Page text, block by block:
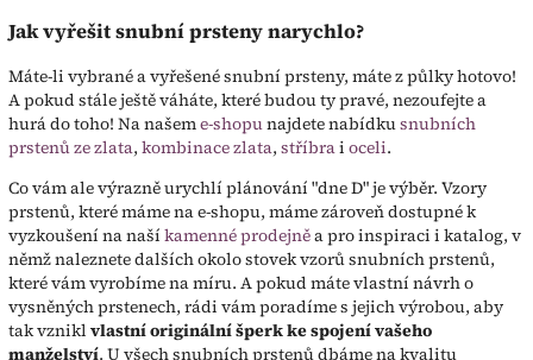
Jak vyřešit snubní prsteny narychlo?
Máte-li vybrané a vyřešené snubní prsteny, máte z půlky hotovo!
A pokud stále ještě váháte, které budou ty pravé, nezoufejte a
hurá do toho! Na našeme-shopunajdete nabídkusnubních
prstenů ze zlata, kombinace zlata, stříbrai oceli.
Co vám ale výrazně urychlí plánování "dne D" je výběr. Vzory
prstenů, které máme na e-shopu, máme zároveň dostupné k
vyzkoušení na naší kamenné prodejněa pro inspiraci i katalog, v
němž naleznete dalších okolo stovek vzorů snubních prstenů,
které vám vyrobíme na míru. A pokud máte vlastní návrh o
vysněných prstenech, rádi vám poradíme s jejich výrobou, aby
tak vznikl vlastní originální šperk ke spojení vašeho
manželství. U všech snubních prstenů dbáme na kvalitu